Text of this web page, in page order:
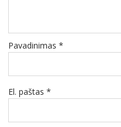
Pavadinimas *
El. paštas *